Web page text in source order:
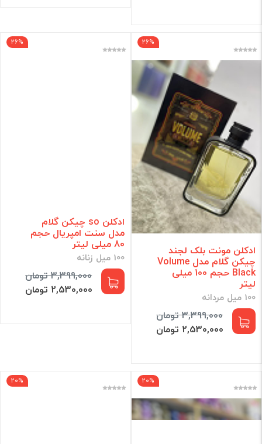
26%
ادکلن مونت بلک لجند
چیکن گلام مدل Volume
Black حجم 100 میلی
لیتر
100 میل مردانه
3,399,000 تومان
2,530,000 تومان
26%
ادکلن so چیکن گلام
مدل سنت امپریال حجم
80 میلی لیتر
100 میل زنانه
3,399,000 تومان
2,530,000 تومان
20%
20%